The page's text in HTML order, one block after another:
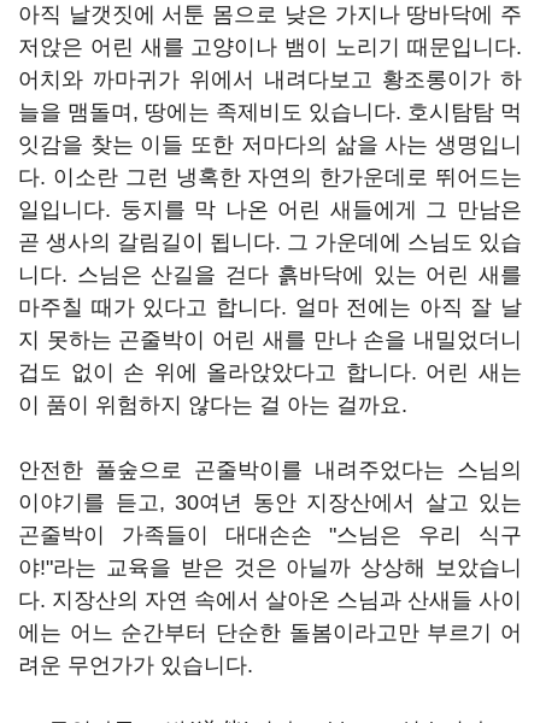
아직 날갯짓에 서툰 몸으로 낮은 가지나 땅바닥에 주
저앉은 어린 새를 고양이나 뱀이 노리기 때문입니다.
어치와 까마귀가 위에서 내려다보고 황조롱이가 하
늘을 맴돌며, 땅에는 족제비도 있습니다. 호시탐탐 먹
잇감을 찾는 이들 또한 저마다의 삶을 사는 생명입니
다. 이소란 그런 냉혹한 자연의 한가운데로 뛰어드는
일입니다. 둥지를 막 나온 어린 새들에게 그 만남은
곧 생사의 갈림길이 됩니다. 그 가운데에 스님도 있습
니다. 스님은 산길을 걷다 흙바닥에 있는 어린 새를
마주칠 때가 있다고 합니다. 얼마 전에는 아직 잘 날
지 못하는 곤줄박이 어린 새를 만나 손을 내밀었더니
겁도 없이 손 위에 올라앉았다고 합니다. 어린 새는
이 품이 위험하지 않다는 걸 아는 걸까요.
안전한 풀숲으로 곤줄박이를 내려주었다는 스님의
이야기를 듣고, 30여년 동안 지장산에서 살고 있는
곤줄박이 가족들이 대대손손 "스님은 우리 식구
야!"라는 교육을 받은 것은 아닐까 상상해 보았습니
다. 지장산의 자연 속에서 살아온 스님과 산새들 사이
에는 어느 순간부터 단순한 돌봄이라고만 부르기 어
려운 무언가가 있습니다.